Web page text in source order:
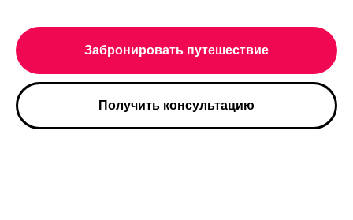
Забронировать путешествие
Получить консультацию